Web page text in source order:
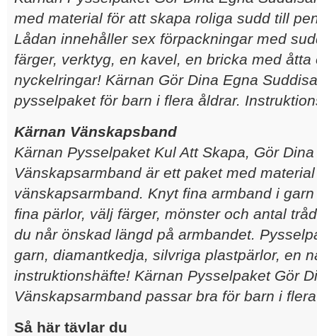
med material för att skapa roliga sudd till
Lådan innehåller sex förpackningar med
färger, verktyg, en kavel, en bricka med
nyckelringar! Kärnan Gör Dina Egna
pysselpaket för barn i flera åldrar.
Kärnan Vänskapsband
Kärnan Pysselpaket Kul Att Skapa, Gör
Vänskapsarmband är ett paket med
vänskapsarmband. Knyt fina armband i
fina pärlor, välj färger, mönster och antal
du når önskad längd på armbandet.
garn, diamantkedja, silvriga plastpärlor, en
instruktionshäfte! Kärnan Pysselpaket Gör
Vänskapsarmband passar bra för barn i flera
Så här tävlar du